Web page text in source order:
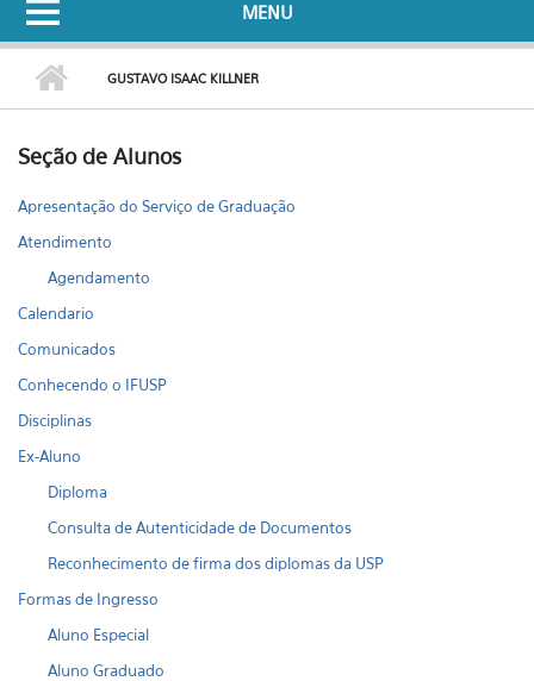
MENU
GUSTAVO ISAAC KILLNER
Seção de Alunos
Apresentação do Serviço de Graduação
Atendimento
Agendamento
Calendario
Comunicados
Conhecendo o IFUSP
Disciplinas
Ex-Aluno
Diploma
Consulta de Autenticidade de Documentos
Reconhecimento de firma dos diplomas da USP
Formas de Ingresso
Aluno Especial
Aluno Graduado